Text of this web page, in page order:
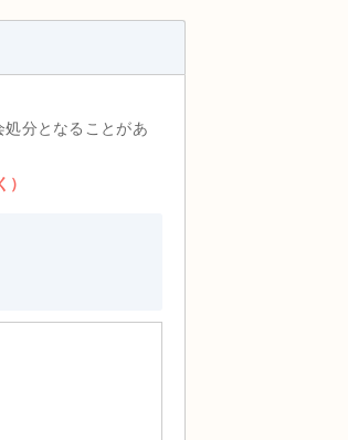
分となることがあ